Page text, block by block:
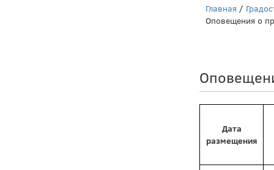
Главная /
Оповещения о
Дата
размещения